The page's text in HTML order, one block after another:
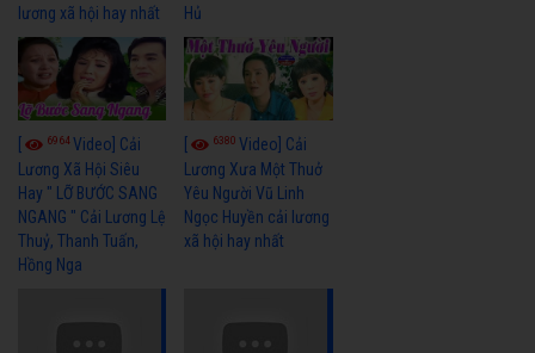
lương xã hội hay nhất
Hủ
6964Video] Cải
Lương Xã Hội Siêu
Hay " LỠ BƯỚC SANG
NGANG " Cải Lương Lệ
Thuỷ, Thanh Tuấn,
Hồng Nga
6380Video] Cải
Lương Xưa Một Thuở
Yêu Người Vũ Linh
Ngọc Huyền cải lương
xã hội hay nhất